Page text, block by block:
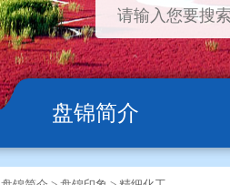
盘锦简介